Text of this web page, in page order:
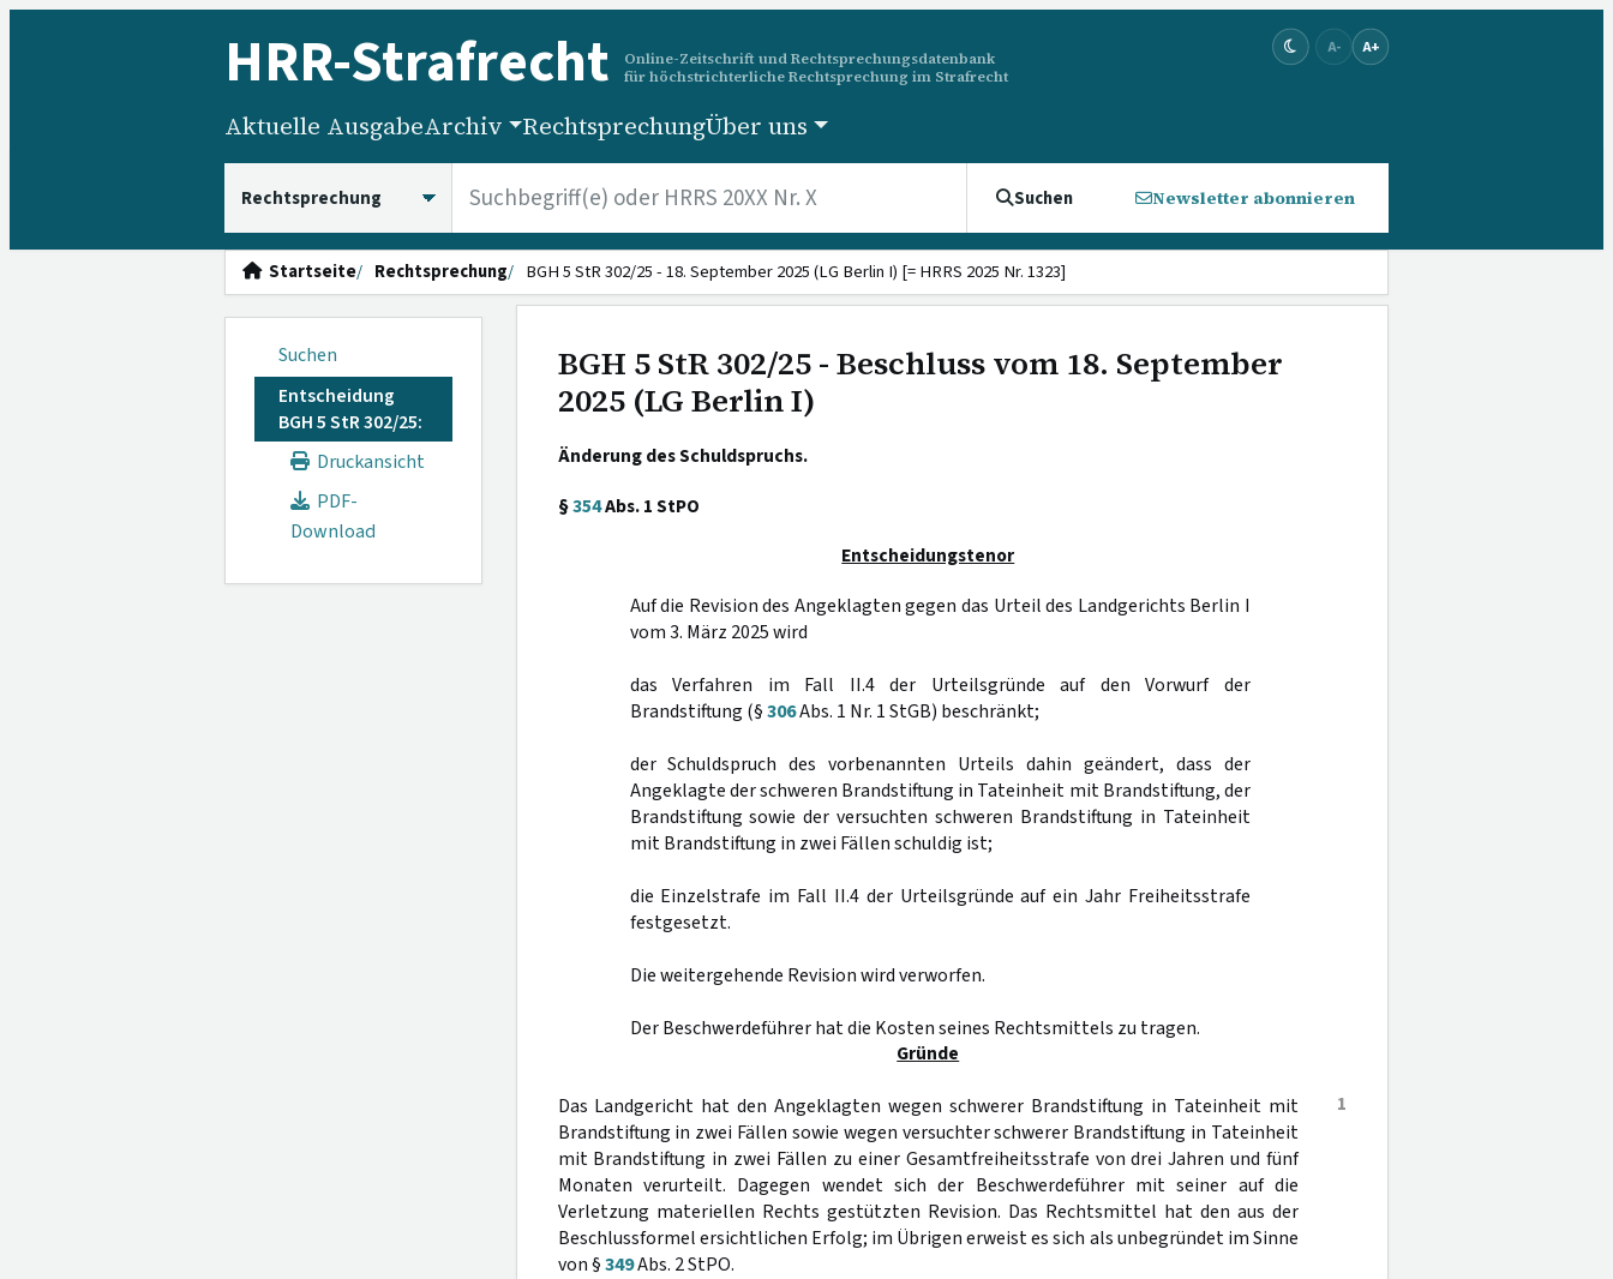
HRR-Strafrecht
Online-Zeitschrift und Rechtsprechungsdatenbank
für höchstrichterliche Rechtsprechung im Strafrecht
A- A+
Aktuelle AusgabeArchiv RechtsprechungÜber uns
Suchen Newsletter abonnieren
Startseite Rechtsprechung BGH 5 StR 302/25 - 18. September 2025 (LG Berlin I) [= HRRS 2025 Nr. 1323]
Suchen
Entscheidung
BGH 5 StR 302/25:
Druckansicht
PDF-
Download
BGH 5 StR 302/25 - Beschluss vom 18. September
2025 (LG Berlin I)
Änderung des Schuldspruchs.
§354Abs. 1 StPO
Entscheidungstenor
Auf die Revision des Angeklagten gegen das Urteil des Landgerichts Berlin I
vom 3. März 2025 wird
das Verfahren im Fall II.4 der Urteilsgründe auf den Vorwurf der
Brandstiftung (§306Abs. 1 Nr. 1 StGB) beschränkt;
der Schuldspruch des vorbenannten Urteils dahin geändert, dass der
Angeklagte der schweren Brandstiftung in Tateinheit mit Brandstiftung, der
Brandstiftung sowie der versuchten schweren Brandstiftung in Tateinheit
mit Brandstiftung in zwei Fällen schuldig ist;
die Einzelstrafe im Fall II.4 der Urteilsgründe auf ein Jahr Freiheitsstrafe
festgesetzt.
Die weitergehende Revision wird verworfen.
Der Beschwerdeführer hat die Kosten seines Rechtsmittels zu tragen.
Gründe
1
Das Landgericht hat den Angeklagten wegen schwerer Brandstiftung in Tateinheit mit
Brandstiftung in zwei Fällen sowie wegen versuchter schwerer Brandstiftung in Tateinheit
mit Brandstiftung in zwei Fällen zu einer Gesamtfreiheitsstrafe von drei Jahren und fünf
Monaten verurteilt. Dagegen wendet sich der Beschwerdeführer mit seiner auf die
Verletzung materiellen Rechts gestützten Revision. Das Rechtsmittel hat den aus der
Beschlussformel ersichtlichen Erfolg; im Übrigen erweist es sich als unbegründet im Sinne
von §349Abs. 2 StPO.